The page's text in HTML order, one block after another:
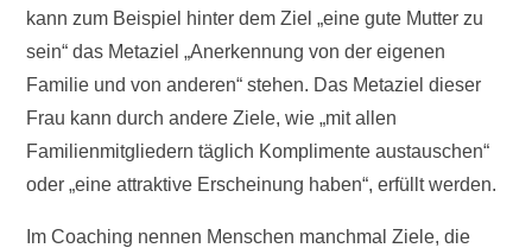
kann zum Beispiel hinter dem Ziel „eine gute Mutter zu
sein“ das Metaziel „Anerkennung von der eigenen
Familie und von anderen“ stehen. Das Metaziel dieser
Frau kann durch andere Ziele, wie „mit allen
Familienmitgliedern täglich Komplimente austauschen“
oder „eine attraktive Erscheinung haben“, erfüllt werden.
Im Coaching nennen Menschen manchmal Ziele, die